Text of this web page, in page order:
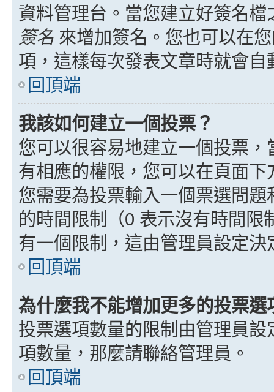
資料管理台。當您建立好簽名
簽名 來增加簽名。您也可以在
項，這樣每次發表文章時就會自
回頂端
我該如何建立一個投票？
您可以很容易地建立一個投票
有相應的權限，您可以在頁面
您需要為投票輸入一個票選問
的時間限制（0 表示沒有時間限
有一個限制，這由管理員設定決
回頂端
為什麼我不能增加更多的投票選
投票選項數量的限制由管理員
項數量，那麼請聯絡管理員。
回頂端